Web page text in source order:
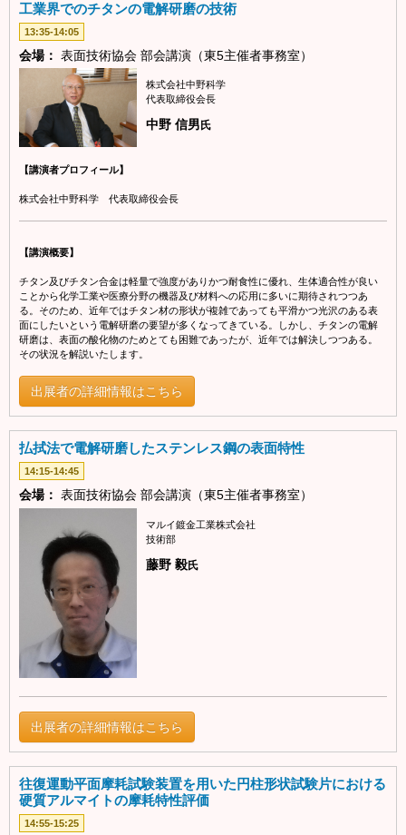
工業界でのチタンの電解研磨の技術
13:35-14:05
会場： 表面技術協会 部会講演（東5主催者事務室）
株式会社中野科学
代表取締役会長
中野 信男 氏
【講演者プロフィール】
株式会社中野科学 代表取締役会長
【講演概要】
チタン及びチタン合金は軽量で強度がありかつ耐食性に優れ、生体適合性が良い
ことから化学工業や医療分野の機器及び材料への応用に多いに期待されつつあ
る。そのため、近年ではチタン材の形状が複雑であっても平滑かつ光沢のある表
面にしたいという電解研磨の要望が多くなってきている。しかし、チタンの電解
研磨は、表面の酸化物のためとても困難であったが、近年では解決しつつある。
その状況を解説いたします。
出展者の詳細情報はこちら
払拭法で電解研磨したステンレス鋼の表面特性
14:15-14:45
会場： 表面技術協会 部会講演（東5主催者事務室）
マルイ鍍金工業株式会社
技術部
藤野 毅氏
出展者の詳細情報はこちら
往復運動平面摩耗試験装置を用いた円柱形状試験片における
硬質アルマイトの摩耗特性評価
14:55-15:25